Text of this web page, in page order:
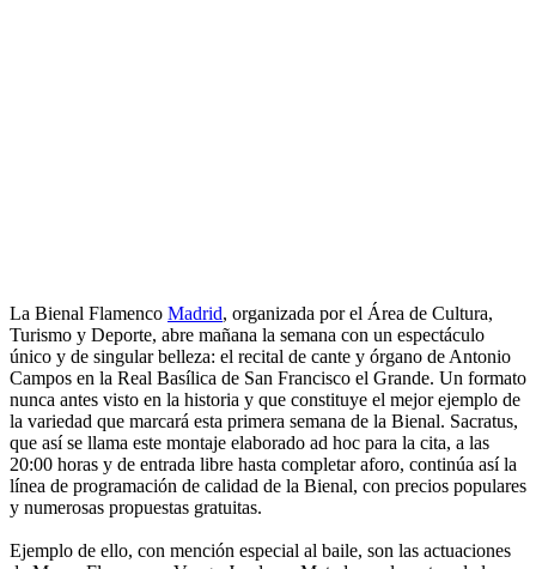
La Bienal Flamenco Madrid, organizada por el Área de Cultura,
Turismo y Deporte, abre mañana la semana con un espectáculo
único y de singular belleza: el recital de cante y órgano de Antonio
Campos en la Real Basílica de San Francisco el Grande. Un formato
nunca antes visto en la historia y que constituye el mejor ejemplo de
la variedad que marcará esta primera semana de la Bienal. Sacratus,
que así se llama este montaje elaborado ad hoc para la cita, a las
20:00 horas y de entrada libre hasta completar aforo, continúa así la
línea de programación de calidad de la Bienal, con precios populares
y numerosas propuestas gratuitas.
Ejemplo de ello, con mención especial al baile, son las actuaciones